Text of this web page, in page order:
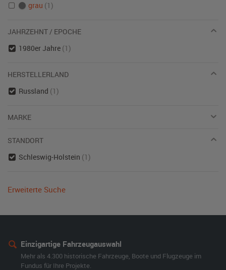
grau (1)
JAHRZEHNT / EPOCHE
1980er Jahre (1)
HERSTELLERLAND
Russland (1)
MARKE
STANDORT
Schleswig-Holstein (1)
Erweiterte Suche
Einzigartige Fahrzeugauswahl
Mehr als 4.300 historische Fahrzeuge, Boote und Flugzeuge im
Fundus für Ihre Projekte.